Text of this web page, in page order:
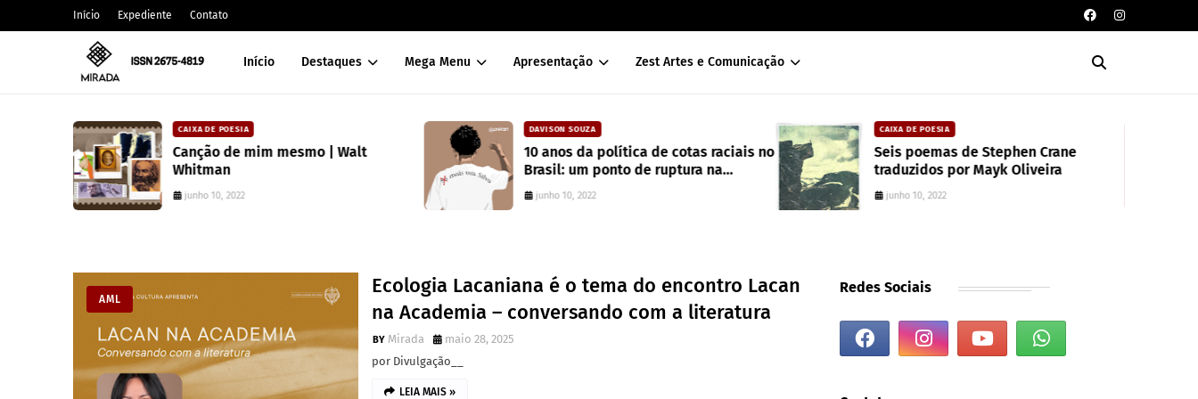
Início Expediente Contato
Início Destaques Mega Menu Apresentação Zest Artes e Comunicação
CAIXA DE POESIA
Canção de mim mesmo | Walt
Whitman
junho 10, 2022
DAVISON SOUZA
10 anos da política de cotas raciais no
Brasil: um ponto de ruptura na
colonialidade
junho 10, 2022
CAIXA DE POESIA
Seis poemas de Stephen Crane
traduzidos por Mayk Oliveira
junho 10, 2022
AML
Ecologia Lacaniana é o tema do encontro Lacan
na Academia – conversando com a literatura
Mirada
maio 28, 2025
por Divulgação__
LEIA MAIS »
Redes Sociais